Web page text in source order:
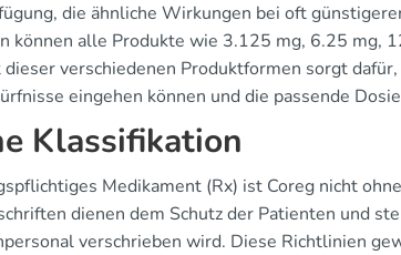
die ähnliche Wirkungen bei oft
können alle Produkte wie 3.125 mg, 6.25 mg,
verschiedenen Produktformen sorgt
eingehen können und die passende
Klassifikation
Medikament (Rx) ist Coreg nicht
dienen dem Schutz der Patienten und
verschrieben wird. Diese Richtlinien